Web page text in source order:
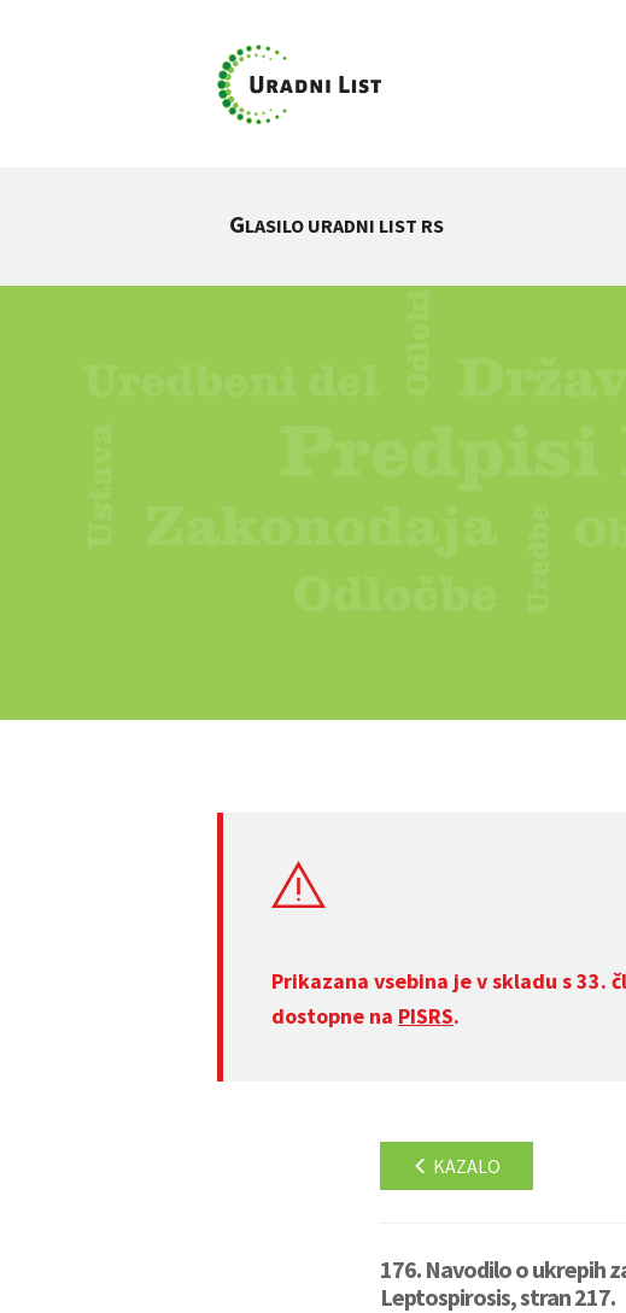
GLASILO URADNI LIST RS
Prikazana vsebina je v skladu s 33.
dostopne na PISRS.
KAZALO
176. Navodilo o ukrepih
Leptospirosis, stran 217.